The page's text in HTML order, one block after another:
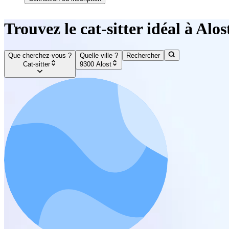
Trouvez le cat-sitter idéal à
Que cherchez-vous ?
Cat-sitter
Quelle ville ?
9300 Alost
Rechercher